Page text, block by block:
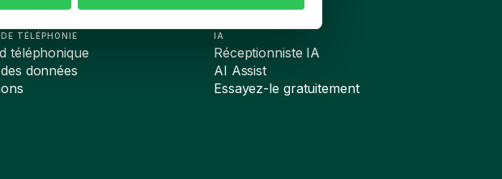
TÉLÉPHONIE
téléphonique
données
IA
Réceptionniste IA
AI Assist
Essayez-le gratuitement